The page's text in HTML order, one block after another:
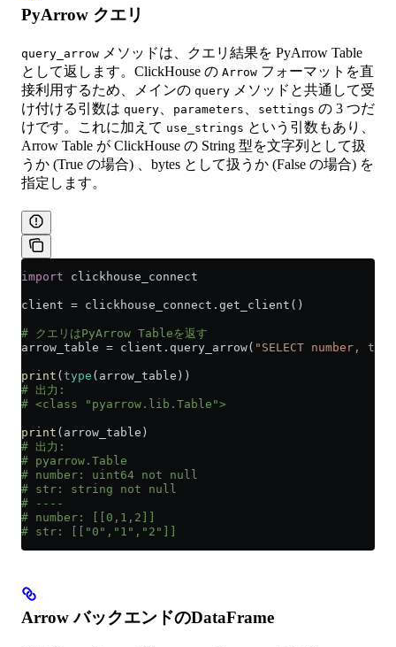
PyArrow クエリ
query_arrow メソッドは、クエリ結果を PyArrow Table
として返します。ClickHouse の Arrow フォーマットを直
接利用するため、メインの query メソッドと共通して受
け付ける引数は query parameters settings の 3 つだ
けです。これに加えて use_strings という引数もあり、
Arrow Table が ClickHouse の String 型を文字列として扱
うか (True の場合) 、bytes として扱うか (False の場合) を
指定します。
import clickhouse_connect
client = clickhouse_connect.get_client()
# クエリはPyArrow Tableを返す
arrow_table = client.query_arrow( "SELECT number,
print ( type (arrow_table))
# 出力:
# <class "pyarrow.lib.Table">
print (arrow_table)
# 出力:
# pyarrow.Table
# number: uint64 not null
# str: string not null
# ----
# number: [[0,1,2]]
# str: [["0","1","2"]]
Arrow バックエンドのDataFrame